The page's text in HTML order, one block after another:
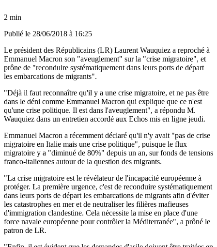
2 min
Publié le 28/06/2018 à 16:25
Le président des Républicains (LR) Laurent Wauquiez a reproché à
Emmanuel Macron son "aveuglement" sur la "crise migratoire", et
prône de "reconduire systématiquement dans leurs ports de départ
les embarcations de migrants".
"Déjà il faut reconnaître qu'il y a une crise migratoire, et ne pas être
dans le déni comme Emmanuel Macron qui explique que ce n'est
qu'une crise politique. Il est dans l'aveuglement", a répondu M.
Wauquiez dans un entretien accordé aux Echos mis en ligne jeudi.
Emmanuel Macron a récemment déclaré qu'il n'y avait "pas de crise
migratoire en Italie mais une crise politique", puisque le flux
migratoire y a "diminué de 80%" depuis un an, sur fonds de tensions
franco-italiennes autour de la question des migrants.
"La crise migratoire est le révélateur de l'incapacité européenne à
protéger. La première urgence, c'est de reconduire systématiquement
dans leurs ports de départ les embarcations de migrants afin d'éviter
les catastrophes en mer et de neutraliser les filières mafieuses
d'immigration clandestine. Cela nécessite la mise en place d'une
force navale européenne pour contrôler la Méditerranée", a prôné le
patron de LR.